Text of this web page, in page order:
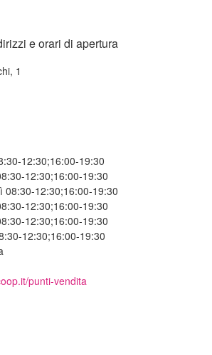
e orari di apertura
1
12:30;16:00-19:30
12:30;16:00-19:30
08:30-12:30;16:00-19:30
12:30;16:00-19:30
12:30;16:00-19:30
12:30;16:00-19:30
punti-vendita